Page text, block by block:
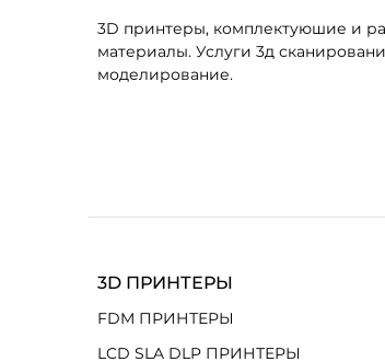
3D принтеры, комплектуюшие и
материалы. Услуги 3д
моделирование.
3D ПРИНТЕРЫ
FDM ПРИНТЕРЫ
LCD SLA DLP ПРИНТЕРЫ